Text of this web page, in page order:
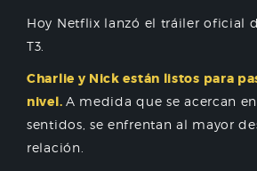
Hoy Netflix lanzó el tráiler oficial
T3.
Charlie y Nick están listos para
nivel. A medida que se acercan
sentidos, se enfrentan al mayor
relación.